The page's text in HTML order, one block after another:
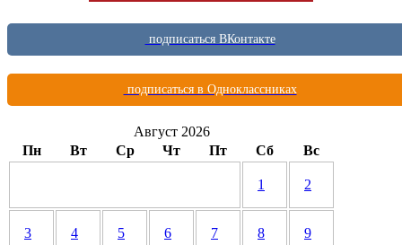
подписаться ВКонтакте
подписаться в Одноклассниках
Август 2026
Пн
Вт Ср Чт Пт Сб Вс
1 2
3 4 5 6 7 8 9